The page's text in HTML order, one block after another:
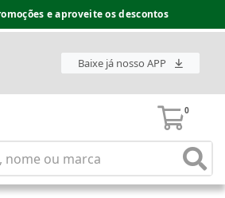
e aproveite os descontos
Baixe já nosso APP
0